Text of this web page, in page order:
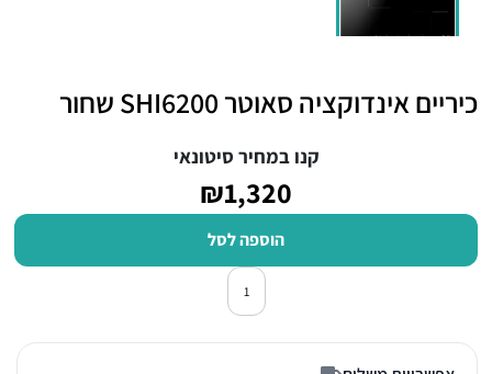
כיריים אינדוקציה סאוטר SHI6200 שחור
קנו במחיר סיטונאי
₪1,320
הוספה לסל
כמות של כיריים אינדוקציה סאוטר SHI6200 שחור